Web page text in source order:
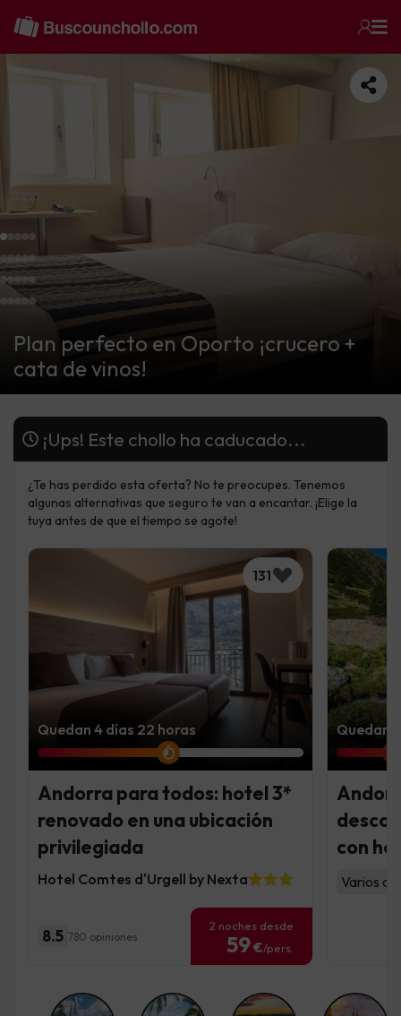
Plan perfecto en Oporto ¡crucero +
cata de vinos!
¡Ups! Este chollo ha caducado...
¿Te has perdido esta oferta? No te preocupes. Tenemos
algunas alternativas que seguro te van a encantar. ¡Elige la
tuya antes de que el tiempo se agote!
131
Quedan 4 días 22 horas
Andorra para todos: hotel 3*
renovado en una ubicación
privilegiada
Hotel Comtes d'Urgell by Nexta
8.5 780 opiniones
2 noches desde
59€/pers.
Quedan
con
Varios